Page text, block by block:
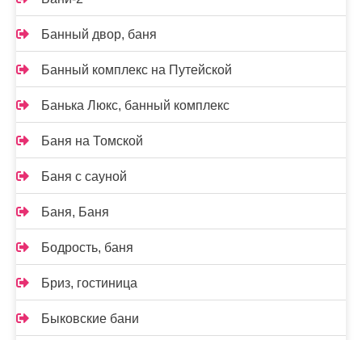
Банный двор, баня
Банный комплекс на Путейской
Банька Люкс, банный комплекс
Баня на Томской
Баня с сауной
Баня, Баня
Бодрость, баня
Бриз, гостиница
Быковские бани